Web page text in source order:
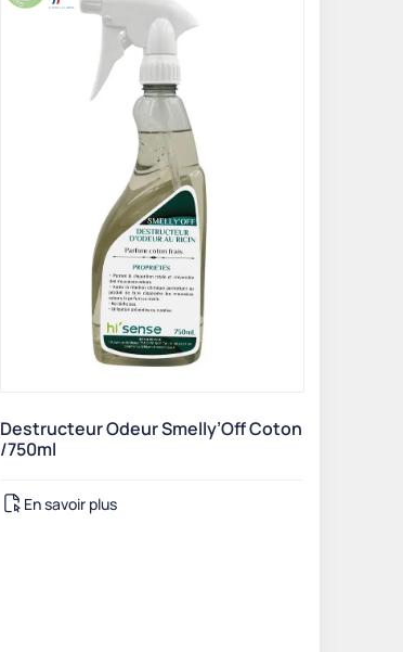
Destructeur Odeur Smelly’Off Coton
/750ml
En savoir plus